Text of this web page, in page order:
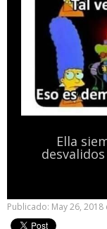
Ella
Publicado: May 26, 2018